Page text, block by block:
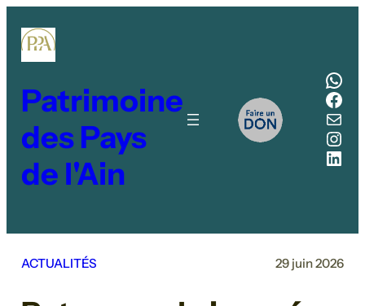
contenu
Patrimoine
des Pays
de l'Ain
E-mail
ACTUALITÉS 29 juin 2026